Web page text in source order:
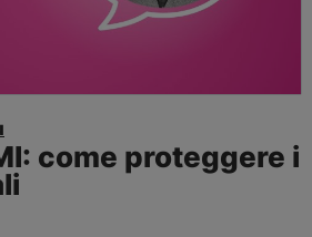
come proteggere i